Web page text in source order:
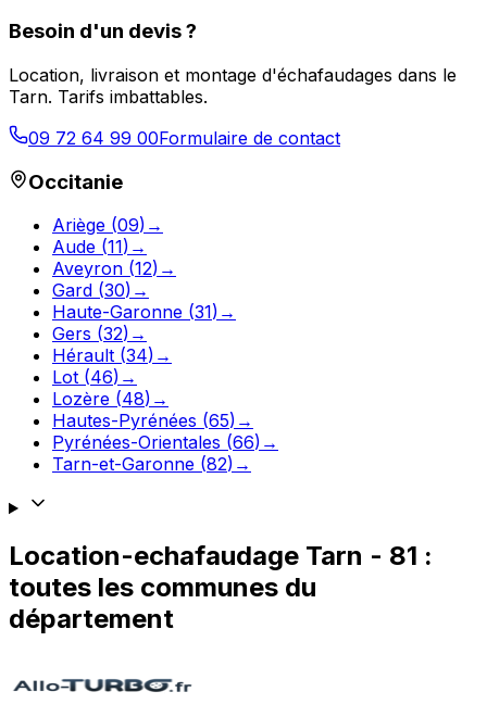
Besoin d'un devis ?
Location, livraison et montage d'échafaudages dans le
Tarn. Tarifs imbattables.
09 72 64 99 00Formulaire de contact
Occitanie
Ariège (09) →
Aude (11) →
Aveyron (12) →
Gard (30) →
Haute-Garonne (31) →
Gers (32) →
Hérault (34) →
Lot (46) →
Lozère (48) →
Hautes-Pyrénées (65) →
Pyrénées-Orientales (66) →
Tarn-et-Garonne (82) →
Location-echafaudage Tarn - 81 :
toutes les communes du
département